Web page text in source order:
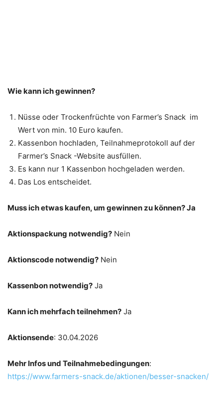
Wie kann ich gewinnen?
Nüsse oder Trockenfrüchte von Farmer’s Snack im
Wert von min. 10 Euro kaufen.
Kassenbon hochladen, Teilnahmeprotokoll auf der
Farmer’s Snack -Website ausfüllen.
Es kann nur 1 Kassenbon hochgeladen werden.
Das Los entscheidet.
Muss ich etwas kaufen, um gewinnen zu können? Ja
Aktionspackung notwendig? Nein
Aktionscode notwendig? Nein
Kassenbon notwendig? Ja
Kann ich mehrfach teilnehmen? Ja
Aktionsende: 30.04.2026
Mehr Infos und Teilnahmebedingungen:
https://www.farmers-snack.de/aktionen/besser-snacken/